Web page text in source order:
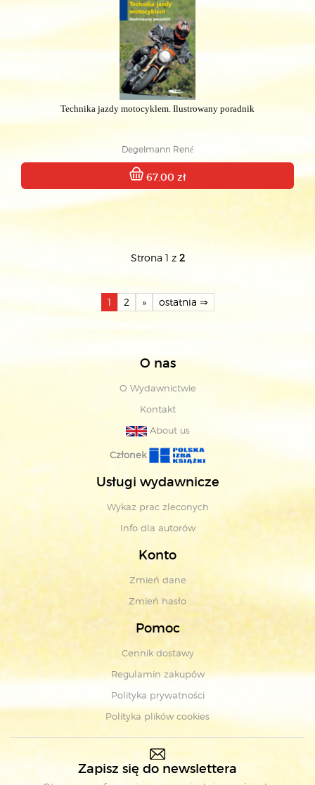
Technika jazdy motocyklem. Ilustrowany poradnik
Degelmann René
67.00 zł
Strona 1 z 2
1 2 » ostatnia ⇒
O nas
O Wydawnictwie
Kontakt
About us
Członek
Usługi wydawnicze
Wykaz prac zleconych
Info dla autorów
Konto
Zmień dane
Zmień hasło
Pomoc
Cennik dostawy
Regulamin zakupów
Polityka prywatności
Polityka plików cookies
Zapisz się do newslettera